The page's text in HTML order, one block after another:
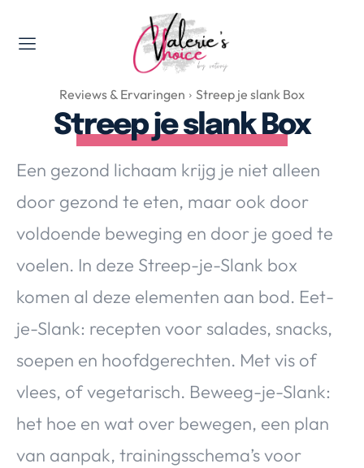
Valerie's Topics
Travel & Culture
Food & Drinks
Lifestyle, Sport & Duurzaamheid
Gadgets & Tech
Top 5 van Valerie
Health & Beauty
Huis & Tuin
Nieuws & Media
Over Valerie
Over Valerie
De Top 5
Contact
Reviews & Ervaringen Streep je slank Box
Streep je slank Box
Een gezond lichaam krijg je niet alleen
door gezond te eten, maar ook door
voldoende beweging en door je goed te
voelen. In deze Streep-je-Slank box
komen al deze elementen aan bod. Eet-
je-Slank: recepten voor salades, snacks,
soepen en hoofdgerechten. Met vis of
vlees, of vegetarisch. Beweeg-je-Slank:
het hoe en wat over bewegen, een plan
van aanpak, trainingsschema’s voor